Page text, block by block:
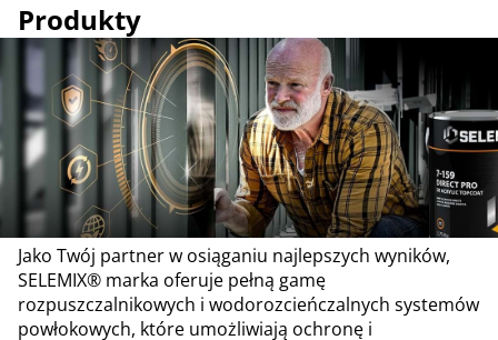
Produkty
Jako Twój partner w osiąganiu najlepszych wyników,
SELEMIX® marka oferuje pełną gamę
rozpuszczalnikowych i wodorozcieńczalnych systemów
powłokowych, które umożliwiają ochronę i